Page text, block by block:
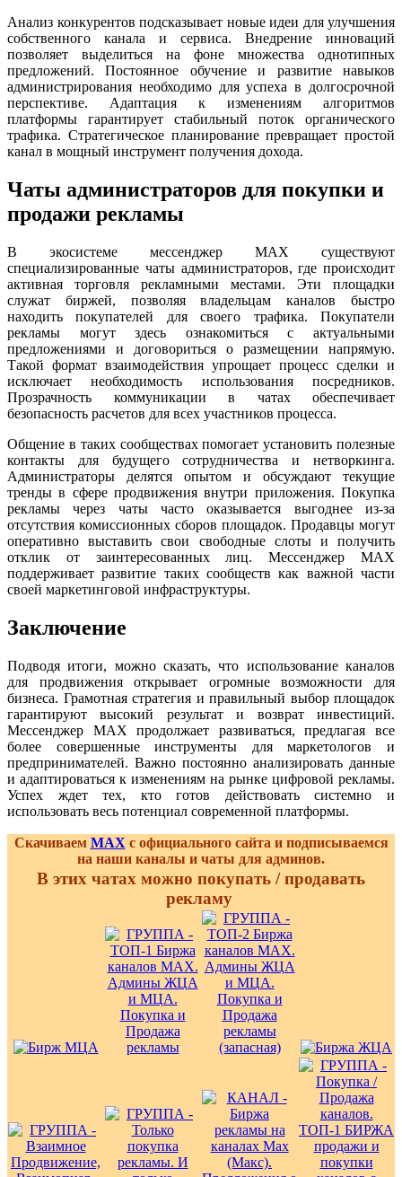
Анализ конкурентов подсказывает новые идеи для улучшения
собственного канала и сервиса. Внедрение инноваций
позволяет выделиться на фоне множества однотипных
предложений. Постоянное обучение и развитие навыков
администрирования необходимо для успеха в долгосрочной
перспективе. Адаптация к изменениям алгоритмов
платформы гарантирует стабильный поток органического
трафика. Стратегическое планирование превращает простой
канал в мощный инструмент получения дохода.
Чаты администраторов для покупки и
продажи рекламы
В экосистеме мессенджер MAX существуют
специализированные чаты администраторов, где происходит
активная торговля рекламными местами. Эти площадки
служат биржей, позволяя владельцам каналов быстро
находить покупателей для своего трафика. Покупатели
рекламы могут здесь ознакомиться с актуальными
предложениями и договориться о размещении напрямую.
Такой формат взаимодействия упрощает процесс сделки и
исключает необходимость использования посредников.
Прозрачность коммуникации в чатах обеспечивает
безопасность расчетов для всех участников процесса.
Общение в таких сообществах помогает установить полезные
контакты для будущего сотрудничества и нетворкинга.
Администраторы делятся опытом и обсуждают текущие
тренды в сфере продвижения внутри приложения. Покупка
рекламы через чаты часто оказывается выгоднее из-за
отсутствия комиссионных сборов площадок. Продавцы могут
оперативно выставить свои свободные слоты и получить
отклик от заинтересованных лиц. Мессенджер MAX
поддерживает развитие таких сообществ как важной части
своей маркетинговой инфраструктуры.
Заключение
Подводя итоги, можно сказать, что использование каналов
для продвижения открывает огромные возможности для
бизнеса. Грамотная стратегия и правильный выбор площадок
гарантируют высокий результат и возврат инвестиций.
Мессенджер MAX продолжает развиваться, предлагая все
более совершенные инструменты для маркетологов и
предпринимателей. Важно постоянно анализировать данные
и адаптироваться к изменениям на рынке цифровой рекламы.
Успех ждет тех, кто готов действовать системно и
использовать весь потенциал современной платформы.
Скачиваем MAX с официального сайта и подписываемся
на наши каналы и чаты для админов.
В этих чатах можно покупать / продавать
рекламу